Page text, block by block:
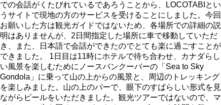
での会話がくたびれているであろうことから、LOCOTABIとい
うサイトで現地の方のサービスを受けることにしました。今回
お願いした方は観光ガイドではないため、各場所での詳細の説
明はありませんが、2日間指定した場所に車で移動していただ
き、また、日本語で会話ができたのでとても楽に過ごすことが
できました。 1日目は11時にホテルで待ち合わせ、カナダらし
い風景を楽しむためにノースバンクーバーの「Sea to Sky
Gondola」に乗って山の上からの風景と、周辺のトレッキング
を楽しみました。山の上のバーで、眼下のすばらしい形式を見
ながらビールをいただきました。観光ツアーではないので、マ